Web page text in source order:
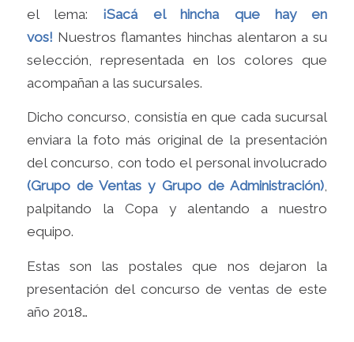
el lema: ¡Sacá el hincha que hay en
vos! Nuestros flamantes hinchas alentaron a su
selección, representada en los colores que
acompañan a las sucursales.
Dicho concurso, consistía en que cada sucursal
enviara la foto más original de la presentación
del concurso, con todo el personal involucrado
(Grupo de Ventas y Grupo de Administración),
palpitando la Copa y alentando a nuestro
equipo.
Estas son las postales que nos dejaron la
presentación del concurso de ventas de este
año 2018…